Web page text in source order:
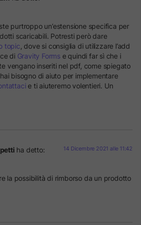
purtroppo un’estensione specifica per
scaricabili. Potresti però dare
topic , dove si consiglia di utilizzare l’add
di Gravity Forms e quindi far sì che i
vengano inseriti nel pdf, come spiegato
bisogno di aiuto per implementare
e ti aiuteremo volentieri. Un
ha detto: 14 Dicembre 2021 alle 11:42
la possibilità di rimborso da un prodotto